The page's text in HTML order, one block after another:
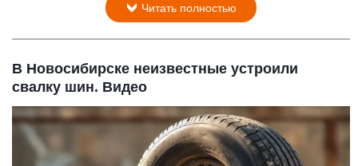
Читать полностью
В Новосибирске неизвестные устроили
свалку шин. Видео